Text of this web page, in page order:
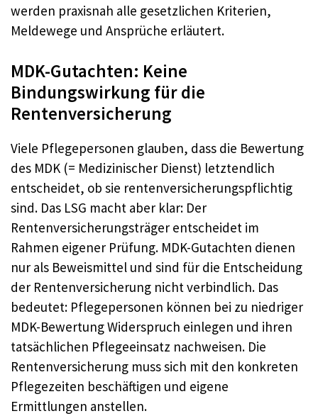
werden praxisnah alle gesetzlichen Kriterien,
Meldewege und Ansprüche erläutert.
MDK-Gutachten: Keine
Bindungswirkung für die
Rentenversicherung
Viele Pflegepersonen glauben, dass die Bewertung
des MDK (= Medizinischer Dienst) letztendlich
entscheidet, ob sie rentenversicherungspflichtig
sind. Das LSG macht aber klar: Der
Rentenversicherungsträger entscheidet im
Rahmen eigener Prüfung. MDK-Gutachten dienen
nur als Beweismittel und sind für die Entscheidung
der Rentenversicherung nicht verbindlich. Das
bedeutet: Pflegepersonen können bei zu niedriger
MDK-Bewertung Widerspruch einlegen und ihren
tatsächlichen Pflegeeinsatz nachweisen. Die
Rentenversicherung muss sich mit den konkreten
Pflegezeiten beschäftigen und eigene
Ermittlungen anstellen.